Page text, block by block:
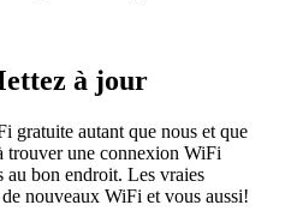
à jour
gratuite autant que nous et que
trouver une connexion WiFi
au bon endroit. Les vraies
nouveaux WiFi et vous aussi!